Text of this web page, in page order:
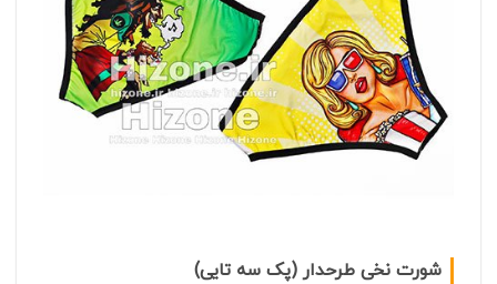
شورت نخی طرحدار (پک سه تایی)